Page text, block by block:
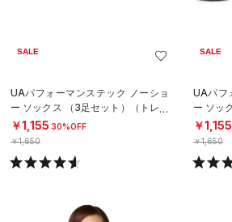
SALE
UAパフォーマンステック ノーショ
ー ソックス （3足セット）（トレー
ニング/UNISEX）
￥1,155 30%OFF
￥1,650
SALE
UAパフ
ー ソッ
ニング/
￥1,155
￥1,650